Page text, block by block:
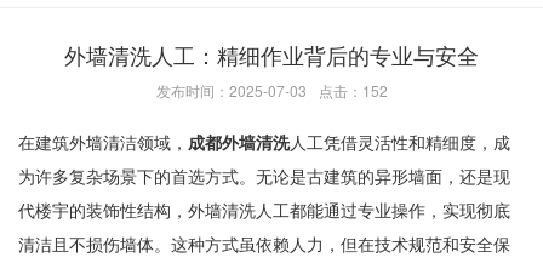
外墙清洗人工：精细作业背后的专业与安全
发布时间：2025-07-03 点击：152
在建筑外墙清洁领域， 成都外墙清洗人工凭借灵活性和精细度，成
为许多复杂场景下的首选方式。无论是古建筑的异形墙面，还是现
代楼宇的装饰性结构，外墙清洗人工都能通过专业操作，实现彻底
清洁且不损伤墙体。这种方式虽依赖人力，但在技术规范和安全保